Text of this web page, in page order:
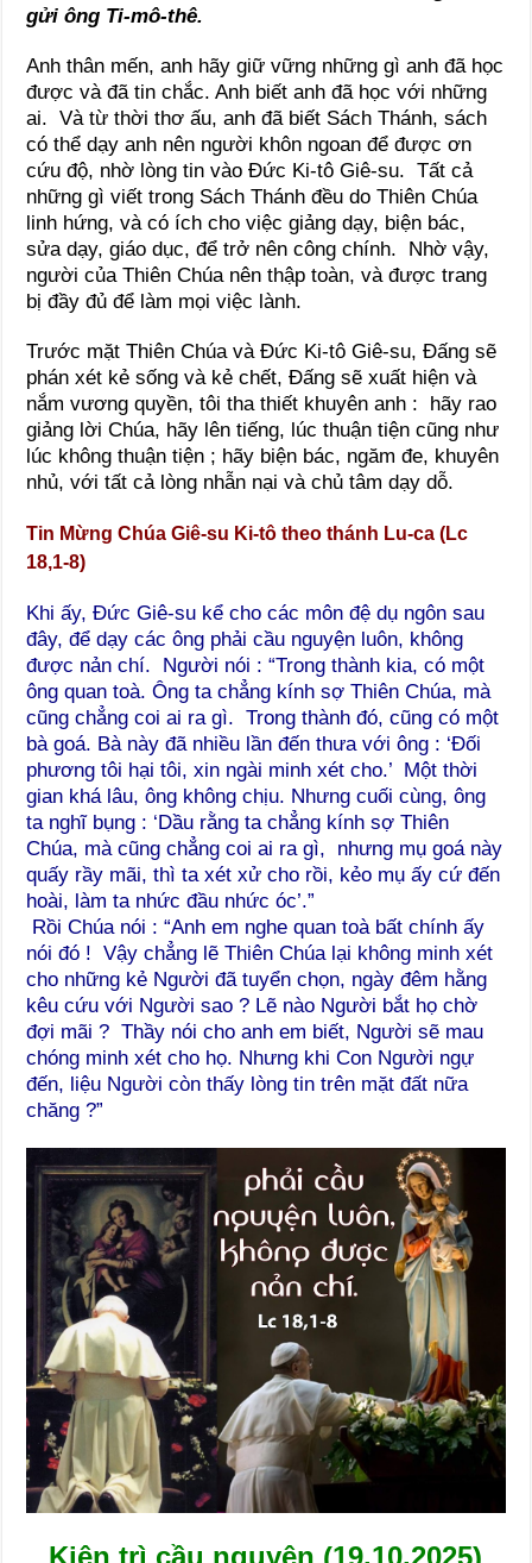
gửi ông Ti-mô-thê.
Anh thân mến, anh hãy giữ vững những gì anh đã học
được và đã tin chắc. Anh biết anh đã học với những
ai. Và từ thời thơ ấu, anh đã biết Sách Thánh, sách
có thể dạy anh nên người khôn ngoan để được ơn
cứu độ, nhờ lòng tin vào Đức Ki-tô Giê-su. Tất cả
những gì viết trong Sách Thánh đều do Thiên Chúa
linh hứng, và có ích cho việc giảng dạy, biện bác,
sửa dạy, giáo dục, để trở nên công chính. Nhờ vậy,
người của Thiên Chúa nên thập toàn, và được trang
bị đầy đủ để làm mọi việc lành.
Trước mặt Thiên Chúa và Đức Ki-tô Giê-su, Đấng sẽ
phán xét kẻ sống và kẻ chết, Đấng sẽ xuất hiện và
nắm vương quyền, tôi tha thiết khuyên anh : hãy rao
giảng lời Chúa, hãy lên tiếng, lúc thuận tiện cũng như
lúc không thuận tiện ; hãy biện bác, ngăm đe, khuyên
nhủ, với tất cả lòng nhẫn nại và chủ tâm dạy dỗ.
Tin Mừng Chúa Giê-su Ki-tô theo thánh Lu-ca (Lc
18,1-8)
Khi ấy, Đức Giê-su kể cho các môn đệ dụ ngôn sau
đây, để dạy các ông phải cầu nguyện luôn, không
được nản chí. Người nói : “Trong thành kia, có một
ông quan toà. Ông ta chẳng kính sợ Thiên Chúa, mà
cũng chẳng coi ai ra gì. Trong thành đó, cũng có một
bà goá. Bà này đã nhiều lần đến thưa với ông : ‘Đối
phương tôi hại tôi, xin ngài minh xét cho.’ Một thời
gian khá lâu, ông không chịu. Nhưng cuối cùng, ông
ta nghĩ bụng : ‘Dầu rằng ta chẳng kính sợ Thiên
Chúa, mà cũng chẳng coi ai ra gì, nhưng mụ goá này
quấy rầy mãi, thì ta xét xử cho rồi, kẻo mụ ấy cứ đến
hoài, làm ta nhức đầu nhức óc’.”
Rồi Chúa nói : “Anh em nghe quan toà bất chính ấy
nói đó ! Vậy chẳng lẽ Thiên Chúa lại không minh xét
cho những kẻ Người đã tuyển chọn, ngày đêm hằng
kêu cứu với Người sao ? Lẽ nào Người bắt họ chờ
đợi mãi ? Thầy nói cho anh em biết, Người sẽ mau
chóng minh xét cho họ. Nhưng khi Con Người ngự
đến, liệu Người còn thấy lòng tin trên mặt đất nữa
chăng ?”